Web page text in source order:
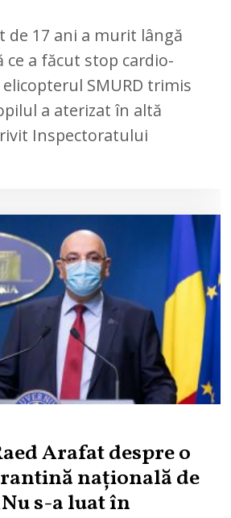
de 17 ani a murit lângă
ce a făcut stop cardio-
SMURD trimis
a aterizat în altă
Inspectoratului
Arafat despre o
națională de
s-a luat în